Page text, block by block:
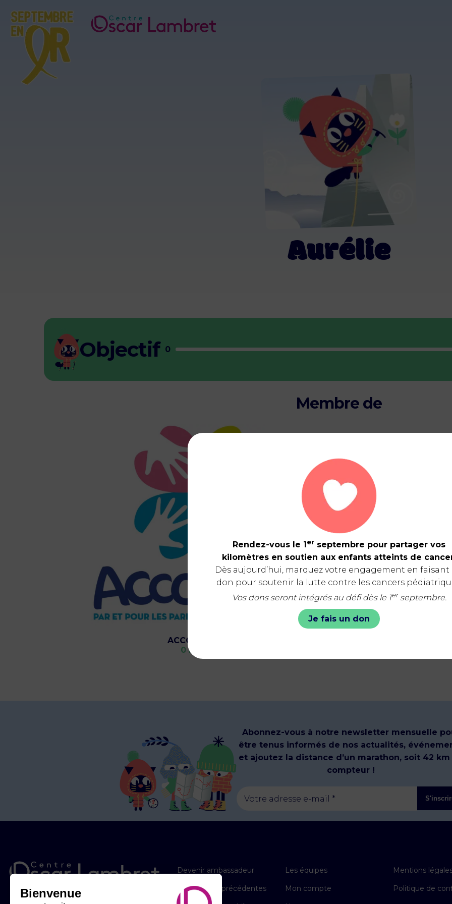
Aurélie
Objectif 0
Membre de
ACCOLADE
0 km
Rendez-vous le 1er septembre pour partager vos
kilomètres en soutien aux enfants atteints de
Dès aujourd’hui, marquez votre engagement en faisant
don pour soutenir la lutte contre les cancers
Vos dons seront intégrés au défi dès le 1erseptembre.
Je fais un don
Abonnez-vous à notre newsletter mensuelle
être tenus informés de nos actualités,
et ajoutez la distance d’un marathon, soit 42 km
compteur !
Votre adresse e-mail *
Devenir ambassadeur
Les éditions précédentes
Les équipes
Mon compte
Mentions
Politique de
Bienvenue